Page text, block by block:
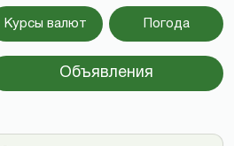
Курсы валют Погода
Объявления